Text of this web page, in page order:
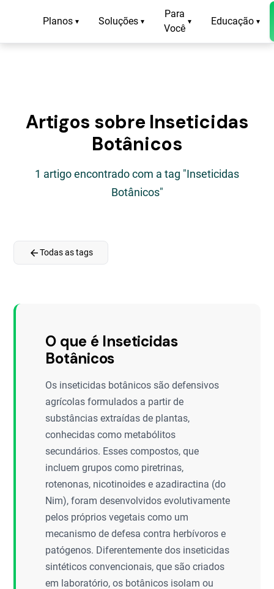
Planos ▾ Soluções ▾
Para
Você
▾ Educação ▾
Artigos sobre Inseticidas
Botânicos
1 artigo encontrado com a tag "Inseticidas
Botânicos"
arrow_backTodas as tags
O que é Inseticidas
Botânicos
Os inseticidas botânicos são defensivos
agrícolas formulados a partir de
substâncias extraídas de plantas,
conhecidas como metabólitos
secundários. Esses compostos, que
incluem grupos como piretrinas,
rotenonas, nicotinoides e azadiractina (do
Nim), foram desenvolvidos evolutivamente
pelos próprios vegetais como um
mecanismo de defesa contra herbívoros e
patógenos. Diferentemente dos inseticidas
sintéticos convencionais, que são criados
em laboratório, os botânicos isolam ou